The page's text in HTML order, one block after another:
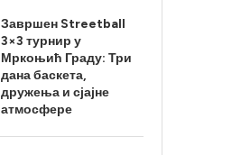
Завршен Streetball
3×3 турнир у
Мркоњић Граду: Три
дана баскета,
дружења и сјајне
атмосфере